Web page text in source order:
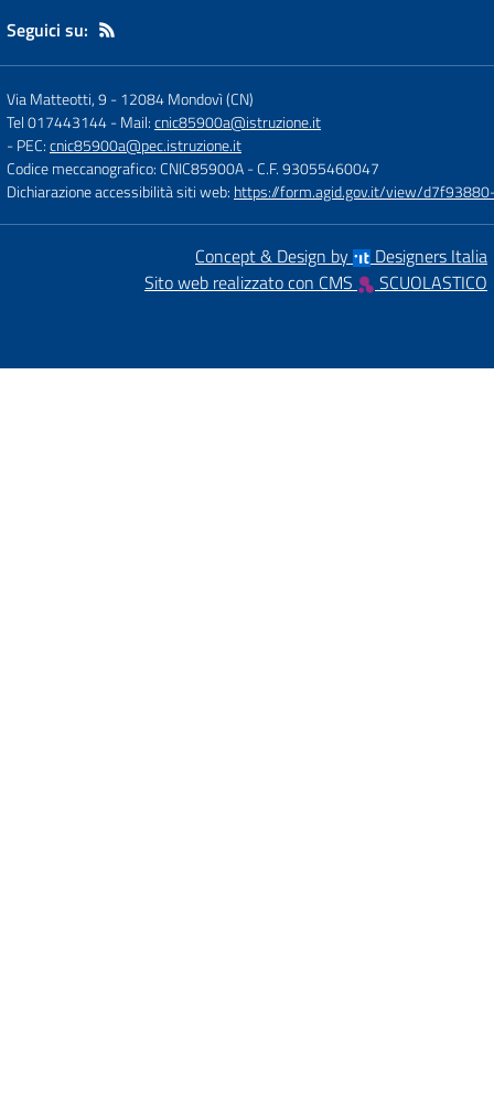
Seguici su:
Via Matteotti, 9 -12084 Mondovì (CN)
Tel 017443144- Mail:cnic85900a@istruzione.it
- PEC:cnic85900a@pec.istruzione.it
Codice meccanografico: CNIC85900A- C.F. 93055460047
Dichiarazione accessibilità siti web: https://form.agid.gov.it/view/
Concept & Design by
Designers Italia
Sito web realizzato con CMS
SCUOLASTICO